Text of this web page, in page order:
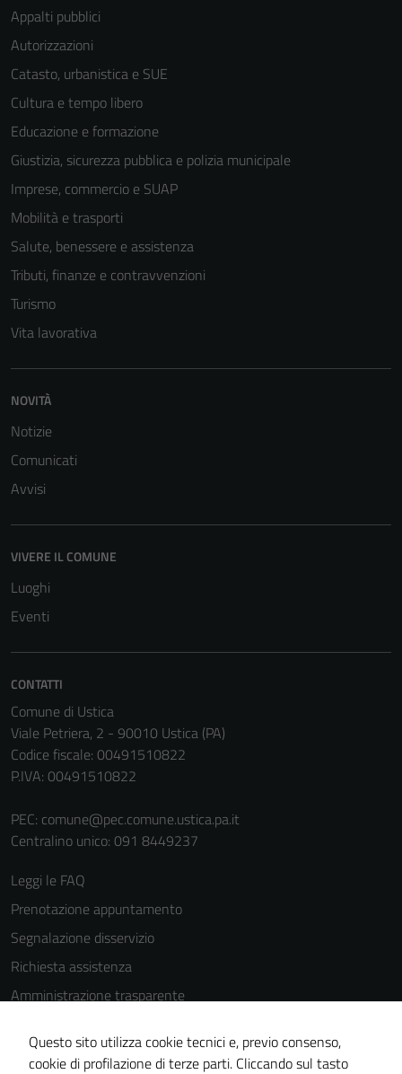
Appalti pubblici
Autorizzazioni
Catasto, urbanistica e SUE
Cultura e tempo libero
Educazione e formazione
Giustizia, sicurezza pubblica e polizia municipale
Imprese, commercio e SUAP
Mobilità e trasporti
Salute, benessere e assistenza
Tributi, finanze e contravvenzioni
Turismo
Vita lavorativa
NOVITÀ
Notizie
Comunicati
Avvisi
VIVERE IL COMUNE
Luoghi
Eventi
CONTATTI
Comune di Ustica
Viale Petriera, 2 - 90010 Ustica (PA)
Codice fiscale: 00491510822
P.IVA: 00491510822
PEC: comune@pec.comune.ustica.pa.it
Centralino unico: 091 8449237
Leggi le FAQ
Prenotazione appuntamento
Segnalazione disservizio
Richiesta assistenza
Amministrazione trasparente
Cookie Policy
Questo sito utilizza cookie tecnici e, previo consenso,
cookie di profilazione di terze parti. Cliccando sul tasto
essere